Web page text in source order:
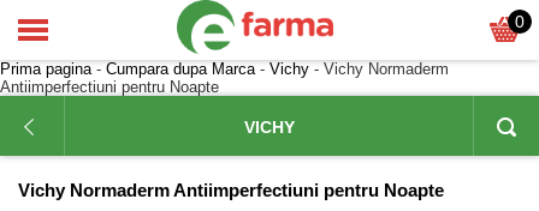
0
Prima pagina- Cumpara dupa Marca- Vichy - Vichy Normaderm
Antiimperfectiuni pentru Noapte
VICHY
Vichy Normaderm Antiimperfectiuni pentru Noapte